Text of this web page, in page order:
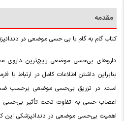
مقدمه
کتاب گام به گام با بی حسی موضعی در
داروهای بی‌حسی موضعی رایج‌ترین
بنابراین داشتن اطلاعات کامل در ارتباط با
است. در تزریق بی‌حسی موضعی برحسب
اعصاب حسی به تفاوت تحت تأثیر بی‌حسی
اهمیت بی‌حسی موضعی در دندانپزشکی این